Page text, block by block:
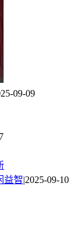
09-09
益智|2025-09-10